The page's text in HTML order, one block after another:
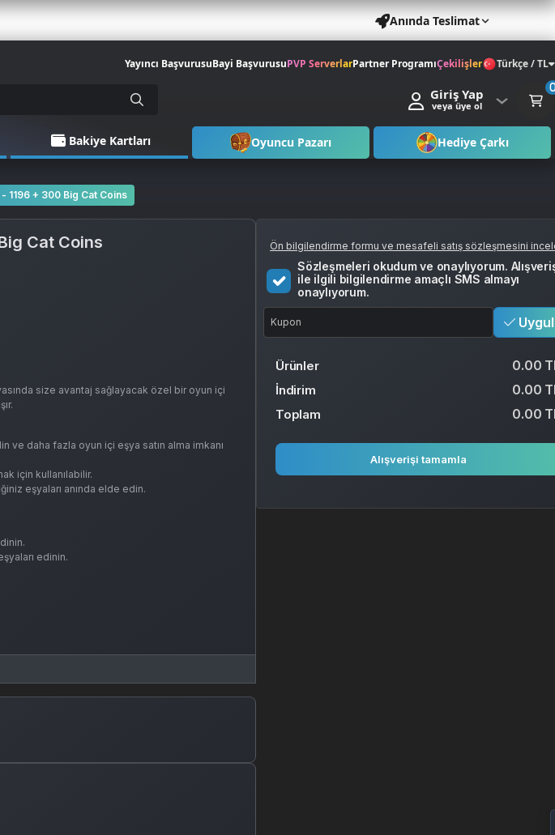
Anında Teslimat
Yayıncı BaşvurusuBayi BaşvurusuPVP ServerlarPartner ProgramıÇekilişler Türkçe / TL
Giriş Yap
veya üye ol
Bakiye Kartları Oyuncu Pazarı Hediye Çarkı
1196 + 300 Big Cat Coins
Cat Coins
size avantaj sağlayacak özel bir oyun içi
ve daha fazla oyun içi eşya satın alma imkanı
için kullanılabilir.
eşyaları anında elde edin.
edinin.
Ön bilgilendirme formu ve mesafeli satış sözleşmesini
Sözleşmeleri okudum ve onaylıyorum.
ile ilgili bilgilendirme amaçlı SMS almayı
onaylıyorum.
Ürünler 0.00
İndirim 0.00
Toplam 0.00
Alışverişi tamamla